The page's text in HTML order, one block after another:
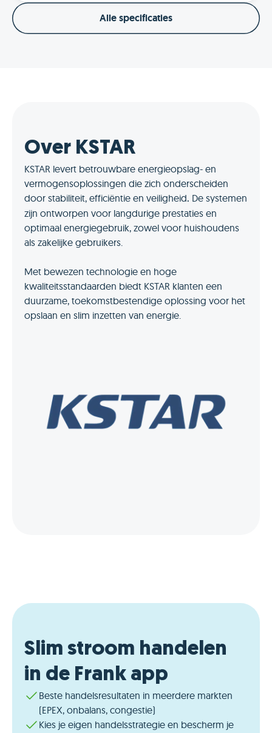
Alle specificaties
Over KSTAR
KSTAR levert betrouwbare energieopslag- en
vermogensoplossingen die zich onderscheiden
door stabiliteit, efficiëntie en veiligheid. De systemen
zijn ontworpen voor langdurige prestaties en
optimaal energiegebruik, zowel voor huishoudens
als zakelijke gebruikers.
Met bewezen technologie en hoge
kwaliteitsstandaarden biedt KSTAR klanten een
duurzame, toekomstbestendige oplossing voor het
opslaan en slim inzetten van energie.
Slim stroom handelen
in de Frank app
Beste handelsresultaten in meerdere markten
(EPEX, onbalans, congestie)
Kies je eigen handelsstrategie en bescherm je